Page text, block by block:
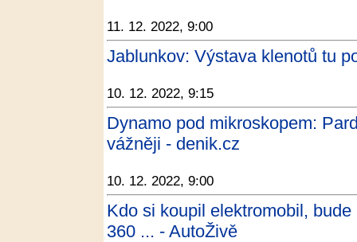
11. 12. 2022, 9:00
Jablunkov: Výstava klenotů tu
10. 12. 2022, 9:15
Dynamo pod mikroskopem:
vážněji - denik.cz
10. 12. 2022, 9:00
Kdo si koupil elektromobil,
360 ... - AutoŽivě